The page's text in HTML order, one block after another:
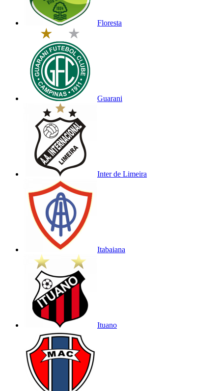
Floresta
Guarani
Inter de Limeira
Itabaiana
Ituano